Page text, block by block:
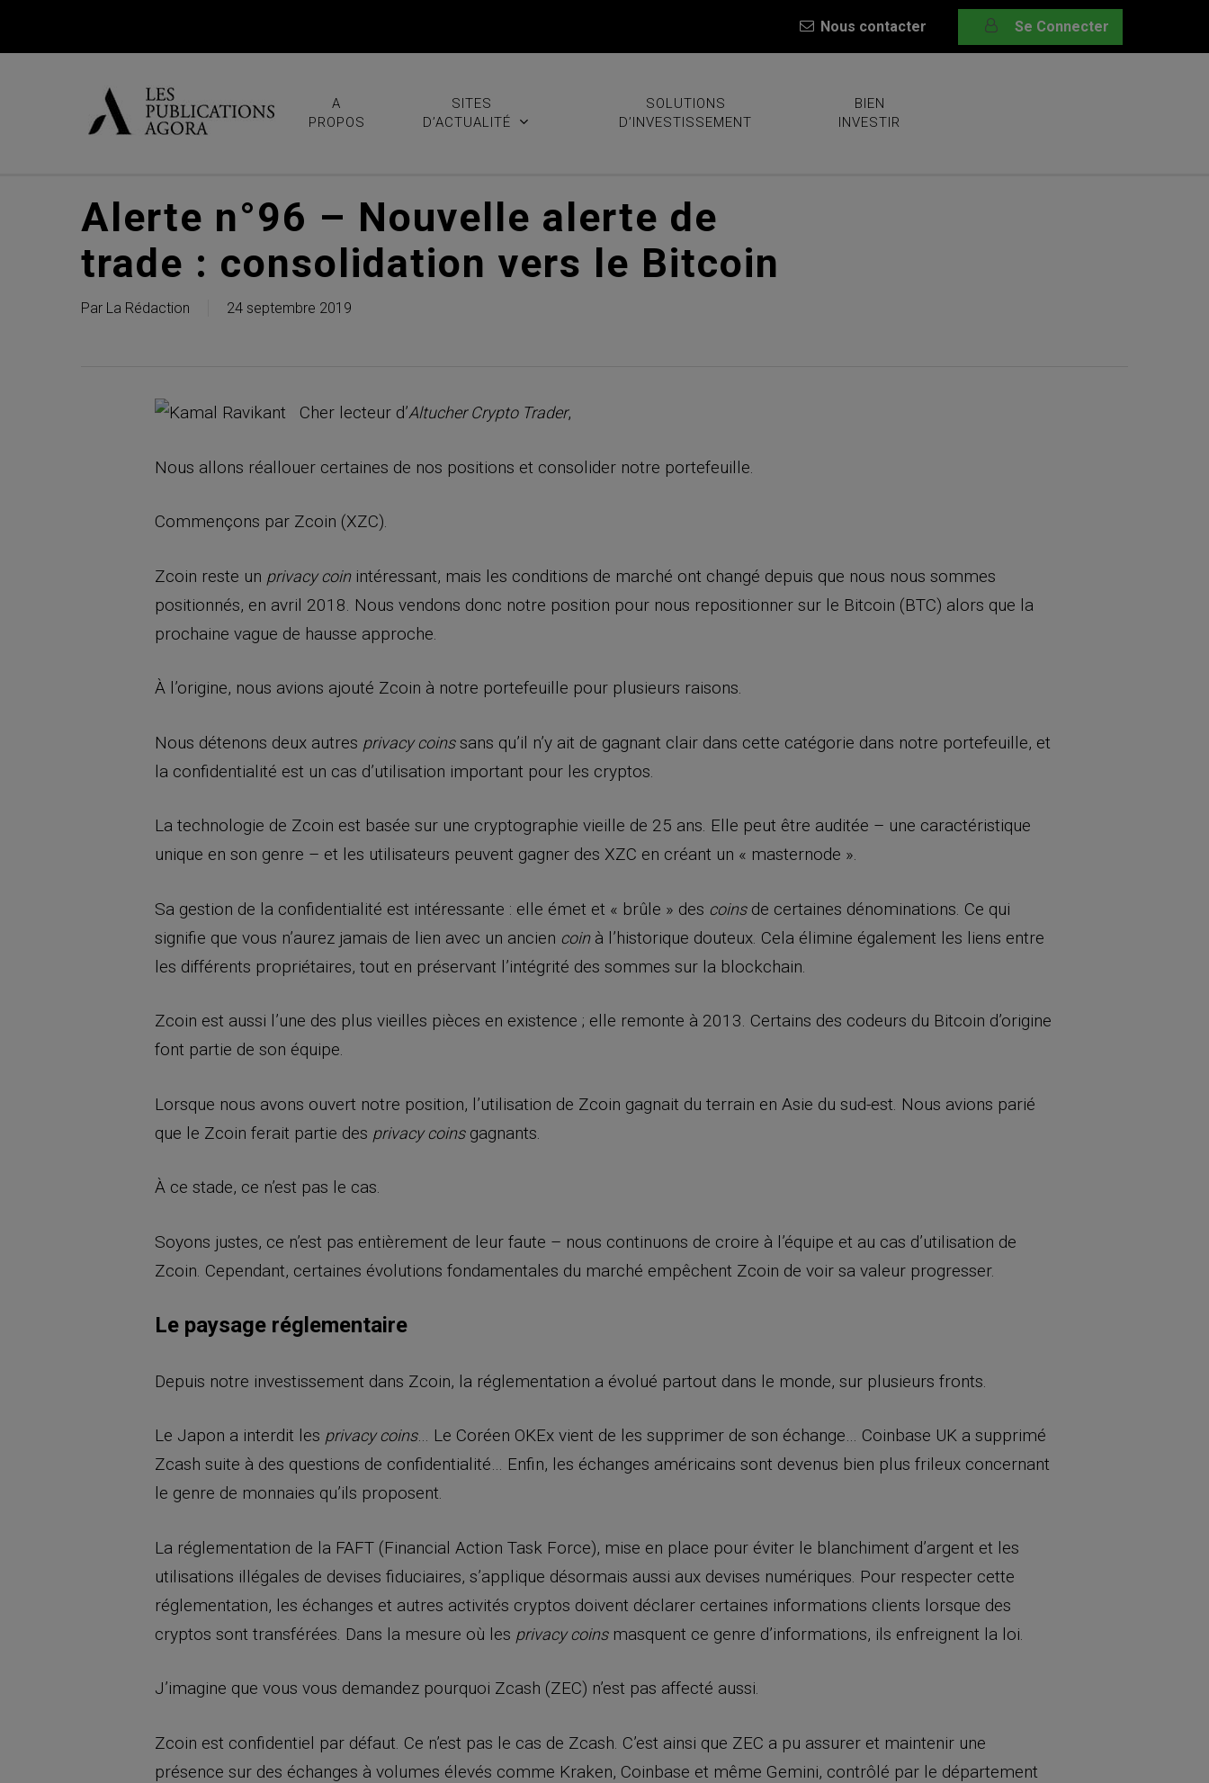
Nous contacter Se Connecter
A
PROPOS
SITES
D’ACTUALITÉ
SOLUTIONS
D’INVESTISSEMENT
BIEN
INVESTIR
Alerte n°96 – Nouvelle alerte de
trade : consolidation vers le Bitcoin
Par La Rédaction 24 septembre 2019
Cher lecteur d’Altucher Crypto Trader,
Nous allons réallouer certaines de nos positions et consolider notre portefeuille.
Commençons par Zcoin (XZC).
Zcoin reste un privacy coinintéressant, mais les conditions de marché ont changé depuis que nous nous sommes
positionnés, en avril 2018. Nous vendons donc notre position pour nous repositionner sur le Bitcoin (BTC) alors que la
prochaine vague de hausse approche.
À l’origine, nous avions ajouté Zcoin à notre portefeuille pour plusieurs raisons.
Nous détenons deux autres privacy coinssans qu’il n’y ait de gagnant clair dans cette catégorie dans notre portefeuille, et
la confidentialité est un cas d’utilisation important pour les cryptos.
La technologie de Zcoin est basée sur une cryptographie vieille de 25 ans. Elle peut être auditée – une caractéristique
unique en son genre – et les utilisateurs peuvent gagner des XZC en créant un « masternode ».
Sa gestion de la confidentialité est intéressante : elle émet et « brûle » des coinsde certaines dénominations. Ce qui
signifie que vous n’aurez jamais de lien avec un ancien coinà l’historique douteux. Cela élimine également les liens entre
les différents propriétaires, tout en préservant l’intégrité des sommes sur la blockchain.
Zcoin est aussi l’une des plus vieilles pièces en existence ; elle remonte à 2013. Certains des codeurs du Bitcoin d’origine
font partie de son équipe.
Lorsque nous avons ouvert notre position, l’utilisation de Zcoin gagnait du terrain en Asie du sud-est. Nous avions parié
que le Zcoin ferait partie des privacy coinsgagnants.
À ce stade, ce n’est pas le cas.
Soyons justes, ce n’est pas entièrement de leur faute – nous continuons de croire à l’équipe et au cas d’utilisation de
Zcoin. Cependant, certaines évolutions fondamentales du marché empêchent Zcoin de voir sa valeur progresser.
Le paysage réglementaire
Depuis notre investissement dans Zcoin, la réglementation a évolué partout dans le monde, sur plusieurs fronts.
Le Japon a interdit les privacy coins… Le Coréen OKEx vient de les supprimer de son échange… Coinbase UK a supprimé
Zcash suite à des questions de confidentialité… Enfin, les échanges américains sont devenus bien plus frileux concernant
le genre de monnaies qu’ils proposent.
La réglementation de la FAFT (Financial Action Task Force), mise en place pour éviter le blanchiment d’argent et les
utilisations illégales de devises fiduciaires, s’applique désormais aussi aux devises numériques. Pour respecter cette
réglementation, les échanges et autres activités cryptos doivent déclarer certaines informations clients lorsque des
cryptos sont transférées. Dans la mesure où les privacy coinsmasquent ce genre d’informations, ils enfreignent la loi.
J’imagine que vous vous demandez pourquoi Zcash (ZEC) n’est pas affecté aussi.
Zcoin est confidentiel par défaut. Ce n’est pas le cas de Zcash. C’est ainsi que ZEC a pu assurer et maintenir une
présence sur des échanges à volumes élevés comme Kraken, Coinbase et même Gemini, contrôlé par le département